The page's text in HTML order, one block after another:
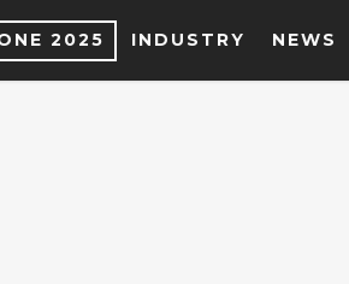
2025 INDUSTRY NEWS